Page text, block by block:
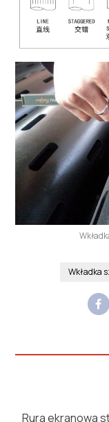
Wkładka
Rura ekranowa